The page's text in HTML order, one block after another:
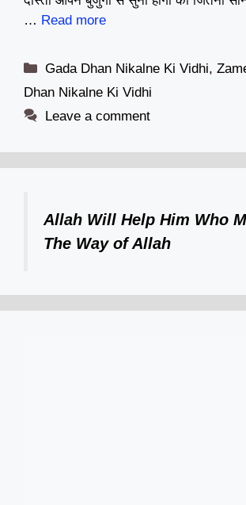
… Read more
Categories
Gada Dhan Nikalne Ki Vidhi,
Dhan Nikalne Ki Vidhi
Leave a comment
Allah Will Help Him Who
The Way of Allah